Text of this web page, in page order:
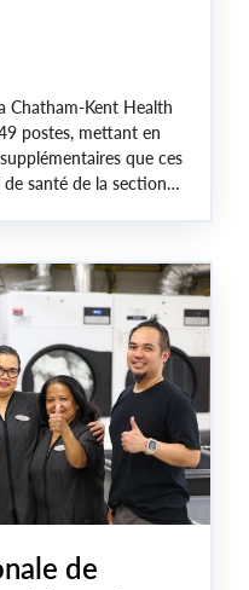
Chatham-Kent Health
postes, mettant en
que ces
santé de la section
de